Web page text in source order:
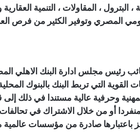
، البترول ، المقاولات ، التنمية
المصري وتوفير الكثير من فرص
رئيس مجلس ادارة البنك الاهلي
القوية التي تربط البنك بالبنوك
وحرفية عالية مستندا في ذلك إلى
أو من خلال الاشتراك في
باعتبارها صادرة من مؤسسات